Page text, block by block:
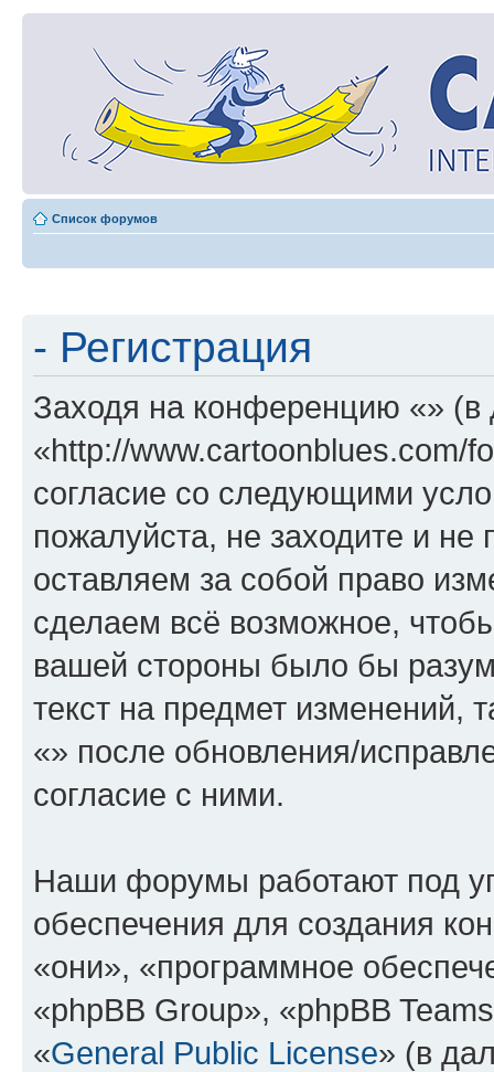
Список форумов
- Регистрация
Заходя на конференцию «»
«http://www.cartoonblues.com/
согласие со следующими
пожалуйста, не заходите и
оставляем за собой право
сделаем всё возможное,
вашей стороны было бы
текст на предмет изменений,
«» после обновления/
согласие с ними.
Наши форумы работают под
обеспечения для создания
«они», «программное
«phpBB Group», «phpBB
«General Public License» (в